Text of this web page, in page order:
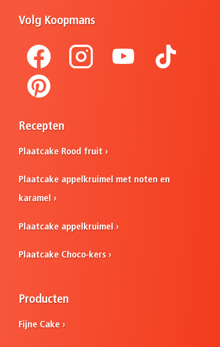
Volg Koopmans
Recepten
Plaatcake Rood fruit
Plaatcake appelkruimel met noten en
karamel
Plaatcake appelkruimel
Plaatcake Choco-kers
Producten
Fijne Cake